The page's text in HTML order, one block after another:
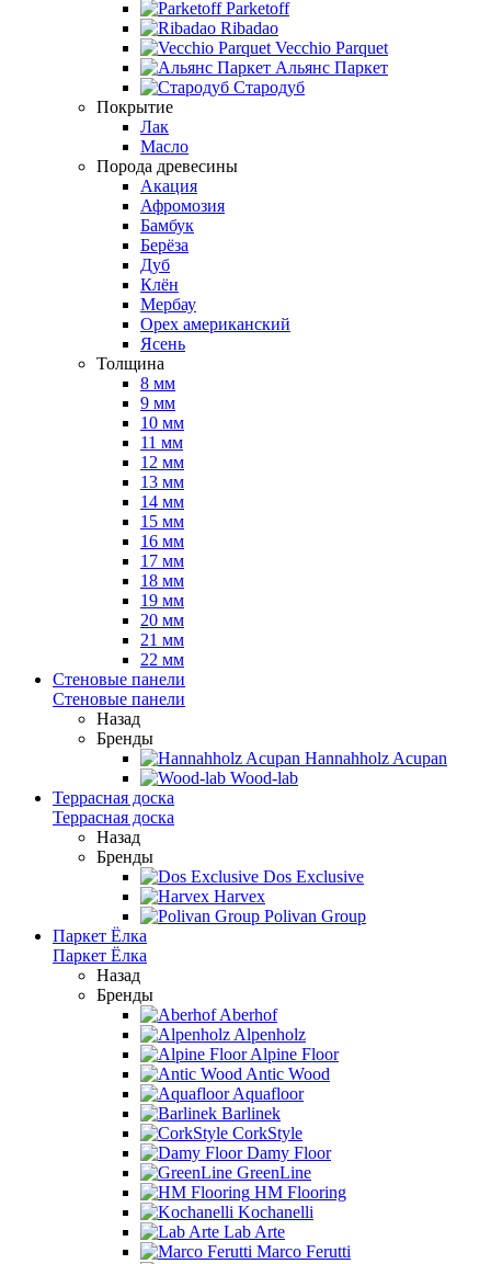
Parketoff
Ribadao
Vecchio Parquet
Альянс Паркет
Стародуб
Покрытие
Лак
Масло
Порода древесины
Акация
Афромозия
Бамбук
Берёза
Дуб
Клён
Мербау
Орех американский
Ясень
Толщина
8 мм
9 мм
10 мм
11 мм
12 мм
13 мм
14 мм
15 мм
16 мм
17 мм
18 мм
19 мм
20 мм
21 мм
22 мм
Стеновые панели
Стеновые панели
Назад
Бренды
Hannahholz Acupan
Wood-lab
Террасная доска
Террасная доска
Назад
Бренды
Dos Exclusive
Harvex
Polivan Group
Паркет Ёлка
Паркет Ёлка
Назад
Бренды
Aberhof
Alpenholz
Alpine Floor
Antic Wood
Aquafloor
Barlinek
CorkStyle
Damy Floor
GreenLine
HM Flooring
Kochanelli
Lab Arte
Marco Ferutti